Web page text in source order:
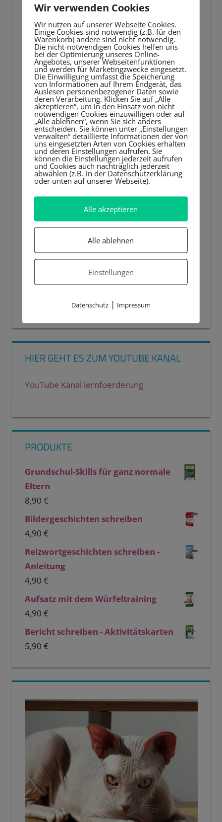
Video-
Player
HIER GEHT ES ZUM YOUTUBE KANAL
YouTube Kanal lernfoerderung
PRODUKTE
Grundschul-Skills für ganz normale
Eltern
8,90 €
Bildergeschichten schreiben
4,90 €
Reizwortgeschichten schreiben -
Anleitung
4,90 €
Aufsatz mit dem Würfeltraining
4,90 €
Bericht schreiben - Aktivitätskarten
5,90 €
Wir verwenden Cookies
Wir nutzen auf unserer Webseite Cookies.
Einige Cookies sind notwendig (z.B. für den
Warenkorb) andere sind nicht notwendig.
Die nicht-notwendigen Cookies helfen uns
bei der Optimierung unseres Online-
Angebotes, unserer Webseitenfunktionen
und werden für Marketingzwecke eingesetzt.
Die Einwilligung umfasst die Speicherung
von Informationen auf Ihrem Endgerät, das
Auslesen personenbezogener Daten sowie
deren Verarbeitung. Klicken Sie auf „Alle
akzeptieren“, um in den Einsatz von nicht
notwendigen Cookies einzuwilligen oder auf
„Alle ablehnen“, wenn Sie sich anders
entscheiden. Sie können unter „Einstellungen
verwalten“ detaillierte Informationen der von
uns eingesetzten Arten von Cookies erhalten
und deren Einstellungen aufrufen. Sie
können die Einstellungen jederzeit aufrufen
und Cookies auch nachträglich jederzeit
abwählen (z.B. in der Datenschutzerklärung
oder unten auf unserer Webseite).
Alle akzeptieren
Alle ablehnen
Einstellungen
Datenschutz| Impressum